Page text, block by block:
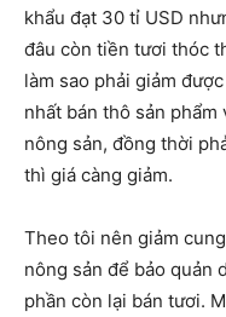
khẩu đạt 30 tỉ USD
đâu còn tiền tươi thóc
làm sao phải giảm
nhất bán thô sản
nông sản, đồng thời
thì giá càng giảm.
Theo tôi nên giảm
nông sản để bảo quản
phần còn lại bán tươi.